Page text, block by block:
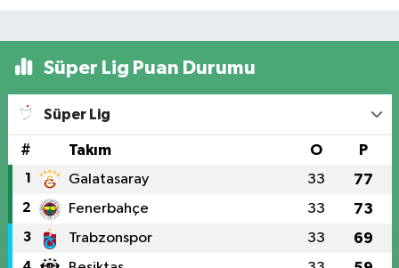
Süper Lig Puan Durumu
Süper Lig
# Takım O P
1 Galatasaray 33 77
2 Fenerbahçe 33 73
3 Trabzonspor 33 69